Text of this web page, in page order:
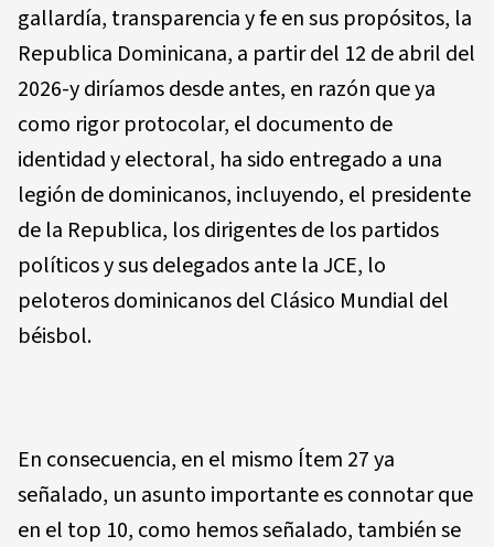
gallardía, transparencia y fe en sus propósitos, la
Republica Dominicana, a partir del 12 de abril del
2026-y diríamos desde antes, en razón que ya
como rigor protocolar, el documento de
identidad y electoral, ha sido entregado a una
legión de dominicanos, incluyendo, el presidente
de la Republica, los dirigentes de los partidos
políticos y sus delegados ante la JCE, lo
peloteros dominicanos del Clásico Mundial del
béisbol.
En consecuencia, en el mismo Ítem 27 ya
señalado, un asunto importante es connotar que
en el top 10, como hemos señalado, también se